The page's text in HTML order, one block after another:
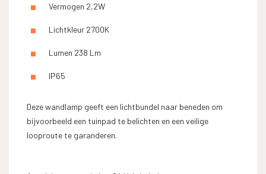
Vermogen 2,2W
Lichtkleur 2700K
Lumen 238 Lm
IP65
Deze wandlamp geeft een lichtbundel naar beneden om
bijvoorbeeld een tuinpad te belichten en een veilige
looproute te garanderen.